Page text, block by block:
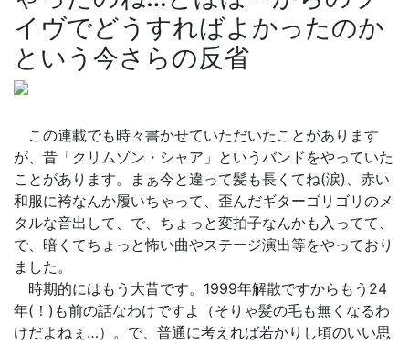
イヴでどうすればよかったのか
という今さらの反省
この連載でも時々書かせていただいたことがあります
が、昔「クリムゾン・シャア」というバンドをやっていた
ことがあります。まぁ今と違って髪も長くてね(涙)、赤い
和服に袴なんか履いちゃって、歪んだギターゴリゴリのメ
タルな音出して、で、ちょっと変拍子なんかも入ってて、
で、暗くてちょっと怖い曲やステージ演出等をやっており
ました。
時期的にはもう大昔です。1999年解散ですからもう24
年(！)も前の話なわけですよ（そりゃ髪の毛も無くなるわ
けだよねぇ…）。で、普通に考えれば若かりし頃のいい思